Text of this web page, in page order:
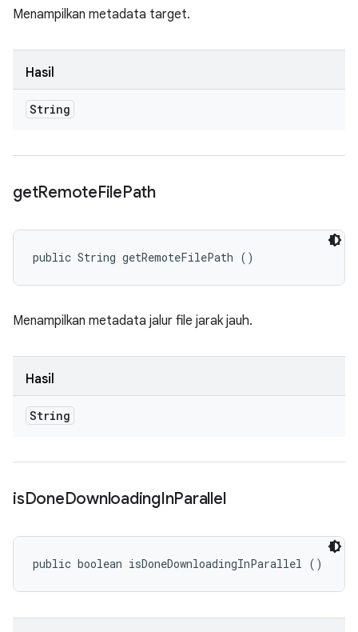
Menampilkan metadata target.
Hasil
String
getRemoteFilePath
public String getRemoteFilePath ()
Menampilkan metadata jalur file jarak jauh.
Hasil
String
isDoneDownloadingInParallel
public boolean isDoneDownloadingInParallel ()